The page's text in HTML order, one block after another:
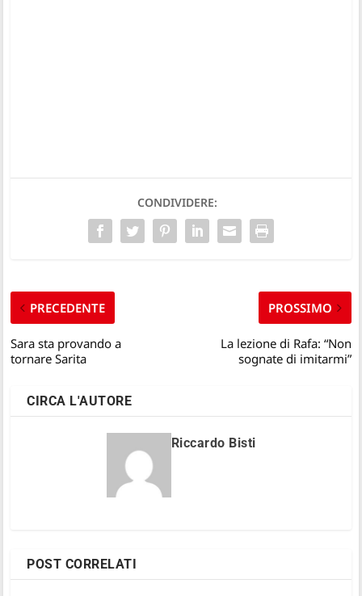
CONDIVIDERE:
PRECEDENTE
Sara sta provando a
tornare Sarita
PROSSIMO
La lezione di Rafa: “Non
sognate di imitarmi”
CIRCA L'AUTORE
Riccardo Bisti
POST CORRELATI